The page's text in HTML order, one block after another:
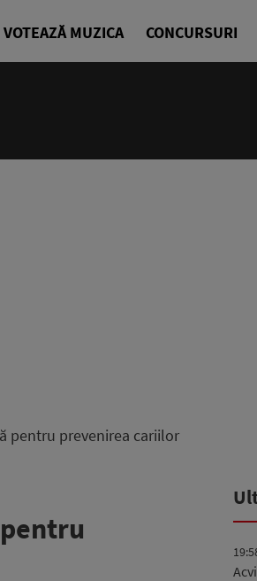
VOTEAZĂ MUZICA CONCURSURI
pentru prevenirea cariilor